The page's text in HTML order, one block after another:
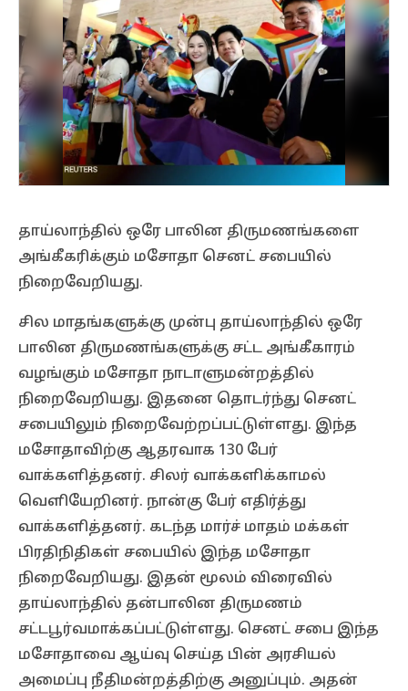
தாய்லாந்தில் ஒரே பாலின திருமணங்களை
அங்கீகரிக்கும் மசோதா செனட் சபையில்
நிறைவேறியது.
சில மாதங்களுக்கு முன்பு தாய்லாந்தில் ஒரே
பாலின திருமணங்களுக்கு சட்ட அங்கீகாரம்
வழங்கும் மசோதா நாடாளுமன்றத்தில்
நிறைவேறியது. இதனை தொடர்ந்து செனட்
சபையிலும் நிறைவேற்றப்பட்டுள்ளது. இந்த
மசோதாவிற்கு ஆதரவாக 130 பேர்
வாக்களித்தனர். சிலர் வாக்களிக்காமல்
வெளியேறினர். நான்கு பேர் எதிர்த்து
வாக்களித்தனர். கடந்த மார்ச் மாதம் மக்கள்
பிரதிநிதிகள் சபையில் இந்த மசோதா
நிறைவேறியது. இதன் மூலம் விரைவில்
தாய்லாந்தில் தன்பாலின திருமணம்
சட்டபூர்வமாக்கப்பட்டுள்ளது. செனட் சபை இந்த
மசோதாவை ஆய்வு செய்த பின் அரசியல்
அமைப்பு நீதிமன்றத்திற்கு அனுப்பும். அதன்